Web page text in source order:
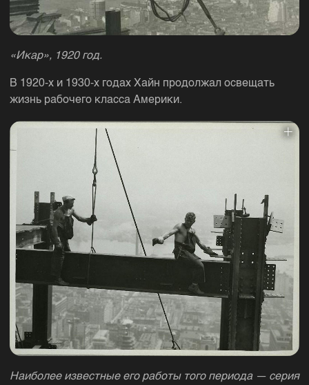
«Икар», 1920 год.
В 1920-х и 1930-х годах Хайн продолжал освещать
жизнь рабочего класса Америки.
Наиболее известные его работы того периода — серия